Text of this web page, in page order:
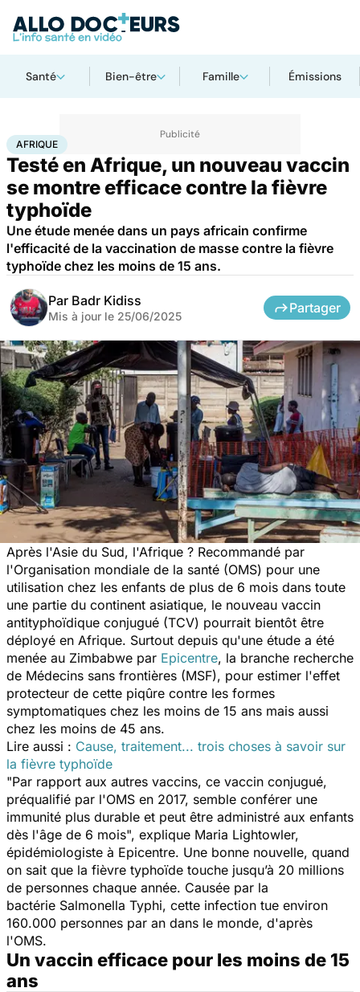
Santé Bien-être Famille Émissions
AccueilSanté Afrique
AFRIQUE
Testé en Afrique, un nouveau vaccin
se montre efficace contre la fièvre
typhoïde
Une étude menée dans un pays africain confirme
l'efficacité de la vaccination de masse contre la fièvre
typhoïde chez les moins de 15 ans.
Par Badr Kidiss
Mis à jour le 25/06/2025
Partager
Après l'Asie du Sud, l'Afrique ? Recommandé par
l'Organisation mondiale de la santé (OMS) pour une
utilisation chez les enfants de plus de 6 mois dans toute
une partie du continent asiatique, le nouveau vaccin
antityphoïdique conjugué (TCV) pourrait bientôt être
déployé en Afrique. Surtout depuis qu'une étude a été
menée au Zimbabwe par Epicentre, la branche recherche
de Médecins sans frontières (MSF), pour estimer l'effet
protecteur de cette piqûre contre les formes
symptomatiques chez les moins de 15 ans mais aussi
chez les moins de 45 ans.
Lire aussi : Cause, traitement... trois choses à savoir sur
la fièvre typhoïde
"Par rapport aux autres vaccins, ce vaccin conjugué,
préqualifié par l'OMS en 2017, semble conférer une
immunité plus durable et peut être administré aux enfants
dès l'âge de 6 mois", explique Maria Lightowler,
épidémiologiste à Epicentre. Une bonne nouvelle, quand
on sait que la fièvre typhoïde touche jusqu’à 20 millions
de personnes chaque année. Causée par la
bactérie Salmonella Typhi, cette infection tue environ
160.000 personnes par an dans le monde, d'après
l'OMS.
Un vaccin efficace pour les moins de 15
ans